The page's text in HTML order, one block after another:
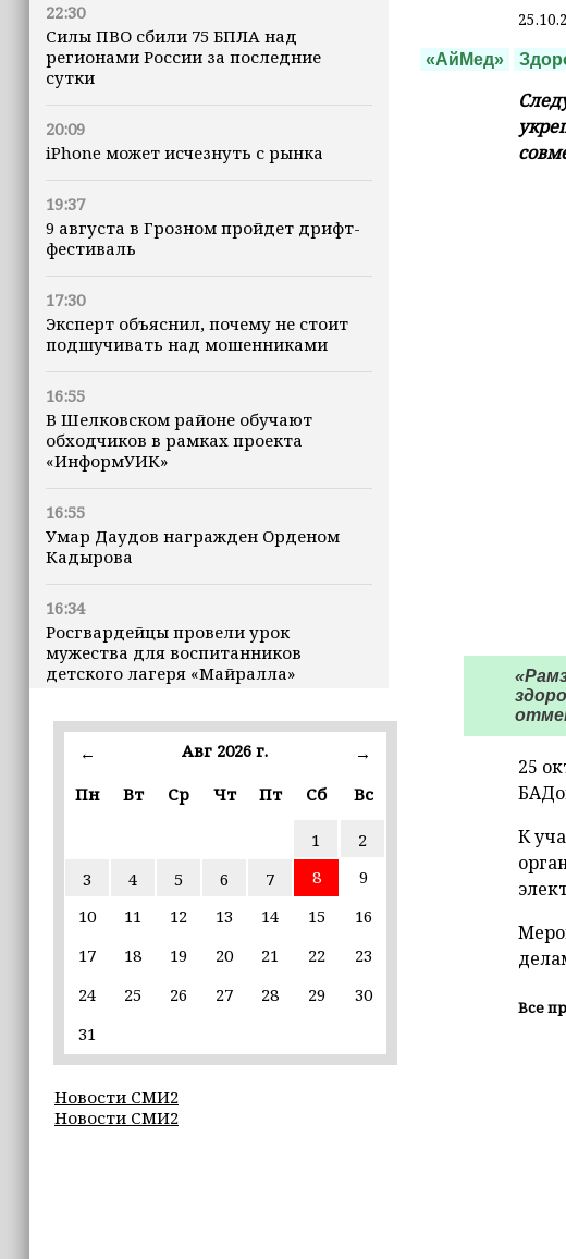
22:30
Силы ПВО сбили 75 БПЛА над
регионами России за последние
сутки
20:09
iPhone может исчезнуть с рынка
19:37
9 августа в Грозном пройдет дрифт-
фестиваль
17:30
Эксперт объяснил, почему не стоит
подшучивать над мошенниками
16:55
В Шелковском районе обучают
обходчиков в рамках проекта
«ИнформУИК»
16:55
Умар Даудов награжден Орденом
Кадырова
16:34
Росгвардейцы провели урок
мужества для воспитанников
детского лагеря «Майралла»
16:30
Дмитрий Чернышенко: Внутренний
въездной — на 20,1%
Из бюджета Чечни дополнительно
выделено 505 млн рублей
пострадавшим от паводков
15:35
— стать большой
Избирательные участки Шатоя
готовы к приёму голосов
← Авг 2026 г.
→
Пн
Вт Ср Чт Пт Сб Вс
1
2
3
4 5 6 7 8
9
10
11 12 13 14 15
16
17
18 19 20 21 22
23
24
25 26 27 28 29
30
31
Новости СМИ2
Новости СМИ2
«АйМед»
25
К
Все